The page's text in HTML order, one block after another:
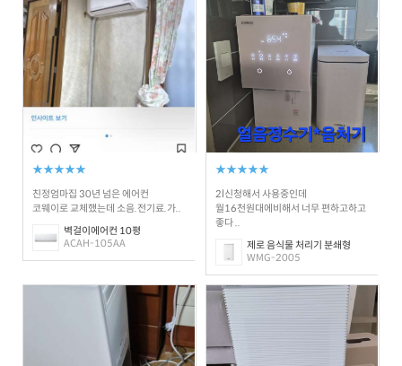
★★★★★
친정엄마집 30년 넘은 에어컨
코웨이로 교체했는데 소음.전기료.가..
벽걸이에어컨 10평
ACAH-105AA
★★★★★
2l신청해서 사용중인데
월16천원대에비해서 너무 편하고하고
좋다 ..
제로 음식물 처리기 분쇄형
WMG-2005